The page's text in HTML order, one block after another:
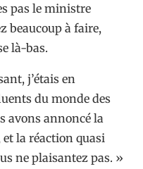
pas le ministre
beaucoup à faire,
là-bas.
j’étais en
du monde des
avons annoncé la
la réaction quasi
ne plaisantez pas. »